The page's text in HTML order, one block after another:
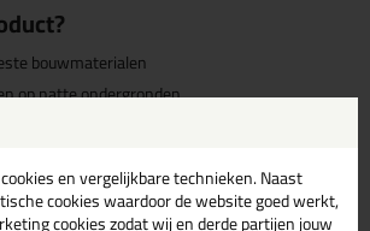
bouwmaterialen
op natte ondergronden
en vergelijkbare technieken. Naast
cookies waardoor de website goed werkt,
cookies zodat wij en derde partijen jouw